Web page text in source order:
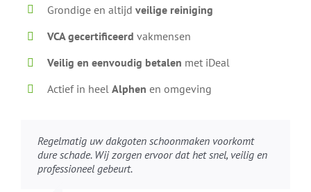
Grondige en altijdveilige reiniging
VCA gecertificeerdvakmensen
Veilig en eenvoudig betalen met iDeal
Actief in heelAlphen en omgeving
Regelmatig uw dakgoten schoonmaken voorkomt
dure schade. Wij zorgen ervoor dat het snel, veilig en
professioneel gebeurt.